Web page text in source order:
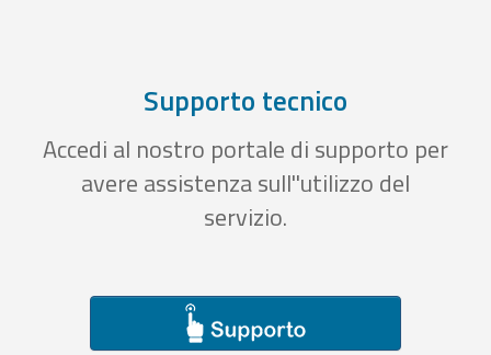
Supporto tecnico
Accedi al nostro portale di supporto per
avere assistenza sull''utilizzo del
servizio.